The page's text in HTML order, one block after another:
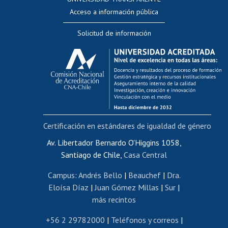
Evaluación docente
Calificación académica
Postulación al AUCAI
Funcionarias/os
Cursos internos de capacitación
Bienestar del personal
Portal de movilidad interna
Certificado de renta
Certificado de renta honorarios
Editar páginas blancas
Extranjeras/os
Revalidación y reconocimiento de títulos
Acceso a información pública
Solicitud de información
Av. Libertador Bernardo O'Higgins 1058,
Santiago de Chile, Casa Central
Campus: Andrés Bello | Beauchef| Dra.
Eloísa Díaz | Juan Gómez Millas | Sur |
más recintos
+56 2 29782000 | Teléfonos y correos |
Certificación en estándares de igualdad de género